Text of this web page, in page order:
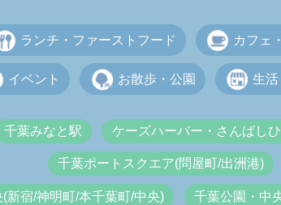
ランチ・ファーストフード カフェ
イベント お散歩・公園 生活
千葉みなと駅 ケーズハーバー・さんばし
千葉ポートスクエア(問屋町/出洲港)
新宿/神明町/本千葉町/中央) 千葉公園・中